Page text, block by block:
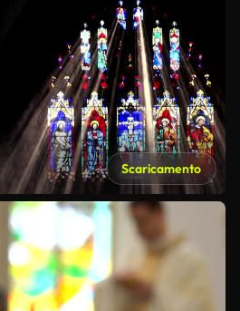
Scaricamento